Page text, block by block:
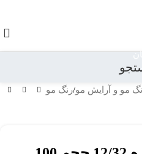
مو و آرایش مو/رنگ مو